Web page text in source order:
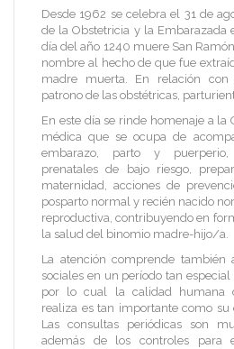
Desde 1962 se celebra el 31 de
de la Obstetricia y la Embarazada
día del año 1240 muere San
nombre al hecho de que fue
madre muerta. En relación
patrono de las obstétricas,
En este día se rinde homenaje a la
médica que se ocupa de
embarazo, parto y puerperio,
prenatales de bajo riesgo,
maternidad, acciones de
posparto normal y recién nacido
reproductiva, contribuyendo en
la salud del binomio madre-hijo/a.
La atención comprende también
sociales en un período tan
por lo cual la calidad humana
realiza es tan importante como su
Las consultas periódicas son
además de los controles